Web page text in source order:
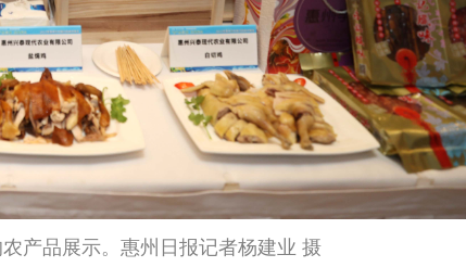
产品展示。惠州日报记者杨建业 摄